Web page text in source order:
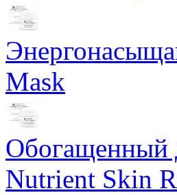
Mask
Обогащенный
Nutrient Skin